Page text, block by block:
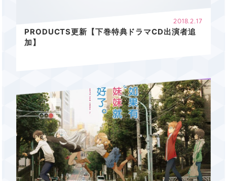
2018.2.17
PRODUCTS更新【下巻特典ドラマCD出演者追
加】